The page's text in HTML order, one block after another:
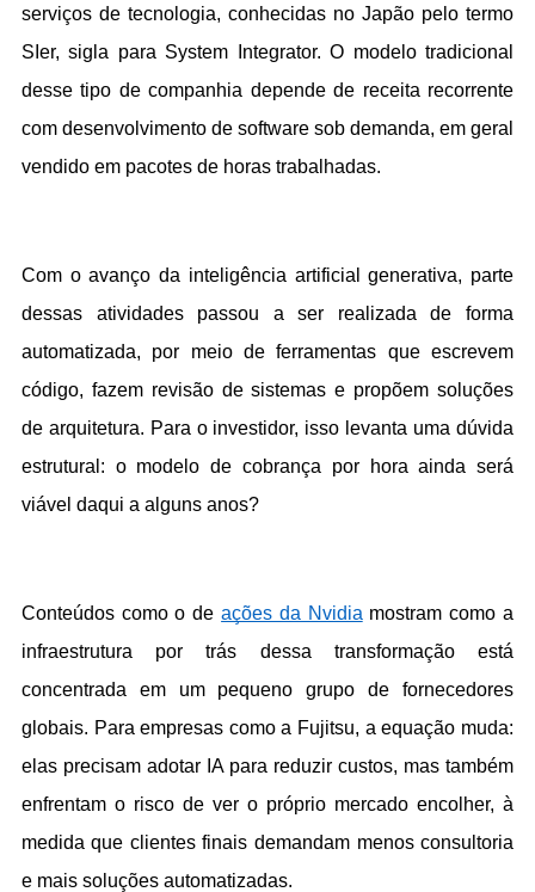
serviços de tecnologia, conhecidas no Japão pelo termo
SIer, sigla para System Integrator. O modelo tradicional
desse tipo de companhia depende de receita recorrente
com desenvolvimento de software sob demanda, em geral
vendido em pacotes de horas trabalhadas.
Com o avanço da inteligência artificial generativa, parte
dessas atividades passou a ser realizada de forma
automatizada, por meio de ferramentas que escrevem
código, fazem revisão de sistemas e propõem soluções
de arquitetura. Para o investidor, isso levanta uma dúvida
estrutural: o modelo de cobrança por hora ainda será
viável daqui a alguns anos?
Conteúdos como o de ações da Nvidia mostram como a
infraestrutura por trás dessa transformação está
concentrada em um pequeno grupo de fornecedores
globais. Para empresas como a Fujitsu, a equação muda:
elas precisam adotar IA para reduzir custos, mas também
enfrentam o risco de ver o próprio mercado encolher, à
medida que clientes finais demandam menos consultoria
e mais soluções automatizadas.